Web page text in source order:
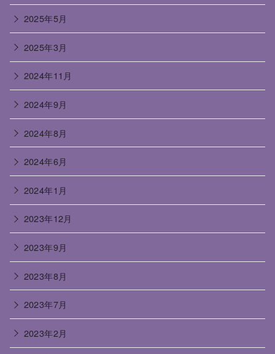
2025年5月
2025年3月
2024年11月
2024年9月
2024年8月
2024年6月
2024年1月
2023年12月
2023年9月
2023年8月
2023年7月
2023年2月